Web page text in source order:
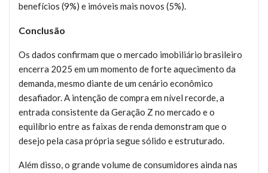
benefícios (9%) e imóveis mais novos (5%).
Conclusão
Os dados confirmam que o mercado imobiliário brasileiro
encerra 2025 em um momento de forte aquecimento da
demanda, mesmo diante de um cenário econômico
desafiador. A intenção de compra em nível recorde, a
entrada consistente da Geração Z no mercado e o
equilíbrio entre as faixas de renda demonstram que o
desejo pela casa própria segue sólido e estruturado.
Além disso, o grande volume de consumidores ainda nas